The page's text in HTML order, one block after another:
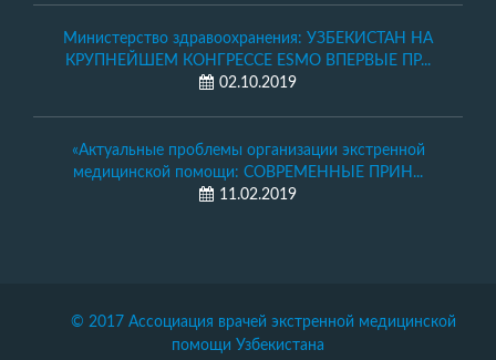
Министерство здравоохранения: УЗБЕКИСТАН НА
КРУПНЕЙШЕМ КОНГРЕССЕ ESMO ВПЕРВЫЕ ПР...
02.10.2019
«Актуальные проблемы организации экстренной
медицинской помощи: СОВРЕМЕННЫЕ ПРИН...
11.02.2019
© 2017 Ассоциация врачей экстренной медицинской
помощи Узбекистана